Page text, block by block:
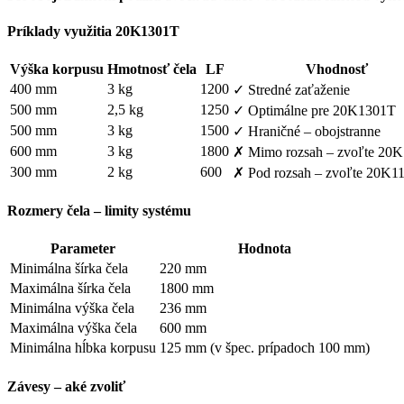
Príklady využitia 20K1301T
Výška korpusu Hmotnosť čela LF
Vhodnosť
400 mm
3 kg 1200 ✓ Stredné zaťaženie
500 mm
2,5 kg 1250 ✓ Optimálne pre 20K1301T
500 mm
3 kg 1500 ✓ Hraničné – obojstranne
600 mm
3 kg 1800 ✗ Mimo rozsah – zvoľte
300 mm
2 kg 600 ✗ Pod rozsah – zvoľte
Rozmery čela – limity systému
Parameter
Hodnota
Minimálna šírka čela
220 mm
Maximálna šírka čela
1800 mm
Minimálna výška čela
236 mm
Maximálna výška čela
600 mm
Minimálna hĺbka korpusu 125 mm (v špec. prípadoch 100 mm)
Závesy – aké zvoliť